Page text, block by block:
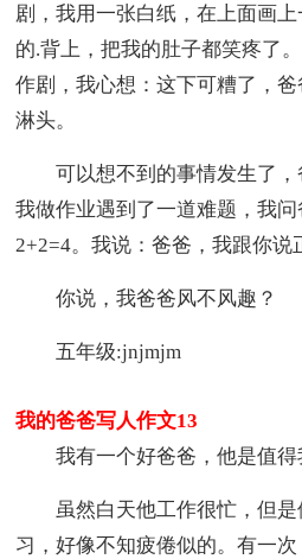
剧，我用一张白纸，在上面画
的.背上，把我的肚子都笑疼了
作剧，我心想：这下可糟了，
淋头。
可以想不到的事情发生了，
我做作业遇到了一道难题，我问
2+2=4。我说：爸爸，我跟你说
你说，我爸爸风不风趣？
五年级:jnjmjm
我的爸爸写人作文13
我有一个好爸爸，他是值得
虽然白天他工作很忙，但是
习，好像不知疲倦似的。有一